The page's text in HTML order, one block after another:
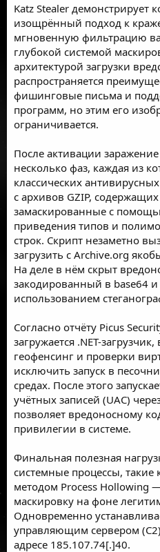
Katz Stealer демонстрирует
изощрённый подход к
мгновенную фильтрацию
глубокой системой
архитектурой загрузки
распространяется
фишинговые письма и
программ, но этим его
ограничивается.
После активации
несколько фаз, каждая из
классических
с архивов GZIP,
замаскированные с
приведения типов и
строк. Скрипт незаметно
загрузить с Archive.org
На деле в нём скрыт
закодированный в base64
использованием
Согласно отчёту Picus
загружается .NET-
геофенсинг и проверки
исключить запуск в
средах. После этого
учётных записей (UAC)
позволяет вредоносному
привилегии в системе.
Финальная полезная
системные процессы, такие
методом Process Hollowing —
маскировку на фоне
Одновременно
управляющим сервером
адресе 185.107.74[.]40.